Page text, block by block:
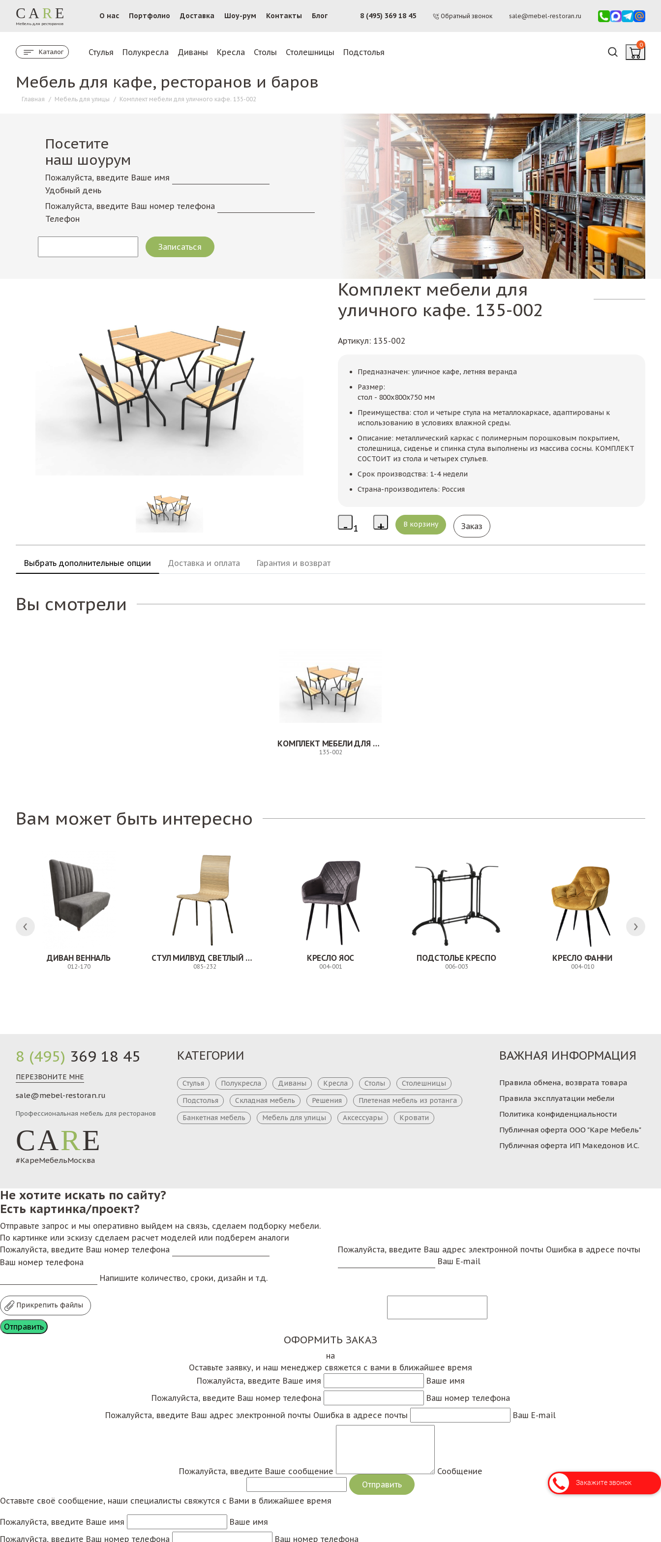
CA R E
Мебель для ресторанов
О нас Портфолио Доставка Шоу-рум Контакты Блог 8 (495) 369 18 45 Обратный звонок sale@mebel-restoran.ru
Каталог Стулья Полукресла Диваны Кресла Столы Столешницы Подстолья
0
Мебель для кафе, ресторанов и баров
Главная / Мебель для улицы / Комплект мебели для уличного кафе. 135-002
Посетите
наш шоурум
Пожалуйста, введите Ваше имя
Удобный день
Пожалуйста, введите Ваш номер телефона
Телефон
Комплект мебели для
уличного кафе. 135-002
Артикул: 135-002
Предназначен: уличное кафе, летняя веранда
Размер:
стол - 800x800x750 мм
Преимущества: стол и четыре стула на металлокаркасе, адаптированы к
использованию в условиях влажной среды.
Описание: металлический каркас с полимерным порошковым покрытием,
столешница, сиденье и спинка стула выполнены из массива сосны. КОМПЛЕКТ
СОСТОИТ из стола и четырех стульев.
Срок производства: 1-4 недели
Страна-производитель: Россия
Заказ
Выбрать дополнительные опции Доставка и оплата Гарантия и возврат
Вы смотрели
КОМПЛЕКТ МЕБЕЛИ ДЛЯ УЛИЧНОГО КАФЕ. 135-002
135-002
Вам может быть интересно
ДИВАН ВЕННАЛЬ
012-170
СТУЛ МИЛВУД СВЕТЛЫЙ ШЕЛК
085-232
КРЕСЛО ЯОС
004-001
ПОДСТОЛЬЕ КРЕСПО
006-003
КРЕСЛО ФАННИ
004-010
8 (495) 369 18 45
ПЕРЕЗВОНИТЕ МНЕ
sale@mebel-restoran.ru
Профессиональная мебель для ресторанов
CARE
#КареМебельМосква
КАТЕГОРИИ
Стулья Полукресла Диваны Кресла Столы
Столешницы
Подстолья
Складная мебель Решения
Плетеная мебель из ротанга
Банкетная мебель
Мебель для улицы Аксессуары Кровати
ВАЖНАЯ ИНФОРМАЦИЯ
Правила обмена, возврата товара
Правила эксплуатации мебели
Политика конфиденциальности
Публичная оферта ООО "Каре Мебель"
Публичная оферта ИП Македонов И.С.
Не хотите искать по сайту?
Есть картинка/проект?
Отправьте запрос и мы оперативно выйдем на связь, сделаем подборку мебели.
По картинке или эскизу сделаем расчет моделей или подберем аналоги
Пожалуйста, введите Ваш номер телефона
Ваш номер телефона
Пожалуйста, введите Ваш адрес электронной почты Ошибка в адресе почты
Ваш E-mail
Напишите количество, сроки, дизайн и т.д.
Прикрепить файлы
ОФОРМИТЬ ЗАКАЗ
на
Оставьте заявку, и наш менеджер свяжется с вами в ближайшее время
Пожалуйста, введите Ваше имя
Ваше имя
Пожалуйста, введите Ваш номер телефона
Ваш номер телефона
Пожалуйста, введите Ваш адрес электронной почты Ошибка в адресе почты Ваш E-mail
Пожалуйста, введите Ваше сообщение Сообщение
Оставьте своё сообщение, наши специалисты свяжутся с Вами в ближайшее время
Пожалуйста, введите Ваше имя
Ваше имя
Пожалуйста, введите Ваш номер телефона
Ваш номер телефона
Закажите звонок